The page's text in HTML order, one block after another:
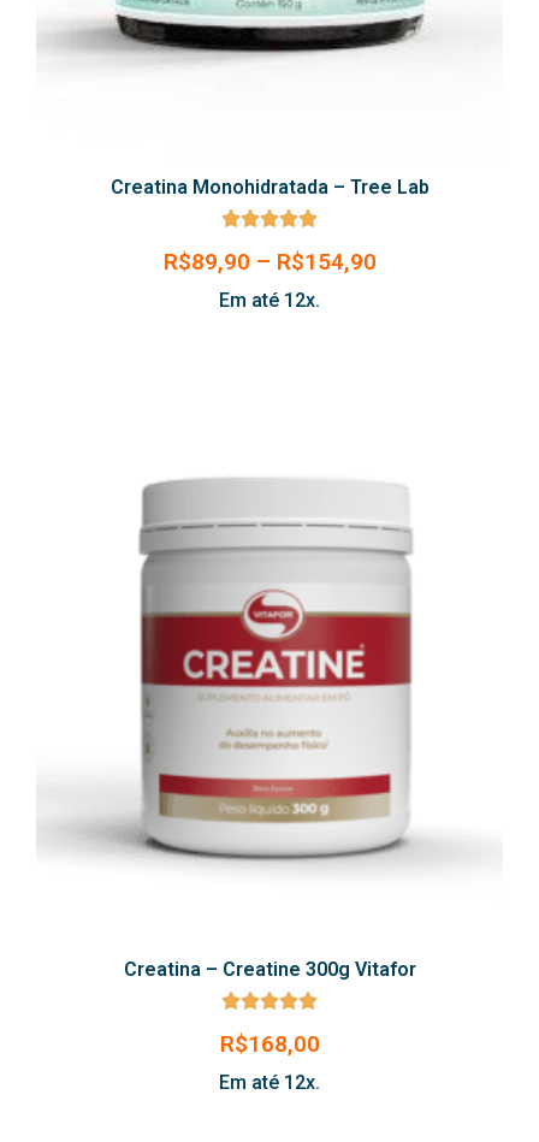
Creatina Monohidratada – Tree Lab

R$89,90 – R$154,90
Em até 12x.
Creatina – Creatine 300g Vitafor

R$168,00
Em até 12x.